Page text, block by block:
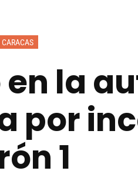
CARACAS
la
por
1